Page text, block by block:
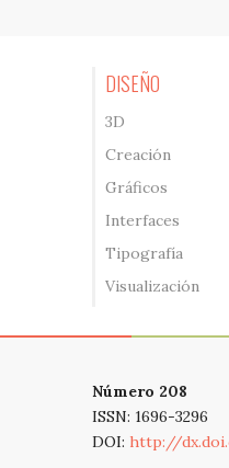
DISEÑO
3D
Creación
Gráficos
Interfaces
Tipografía
Visualización
Número 208
ISSN: 1696-3296
DOI: http://